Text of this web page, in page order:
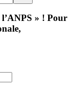
» ! Pour